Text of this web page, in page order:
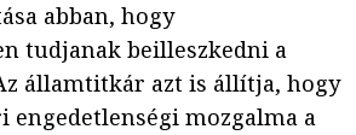
abban, hogy
tudjanak beilleszkedni a
államtitkár azt is állítja, hogy
engedetlenségi mozgalma a